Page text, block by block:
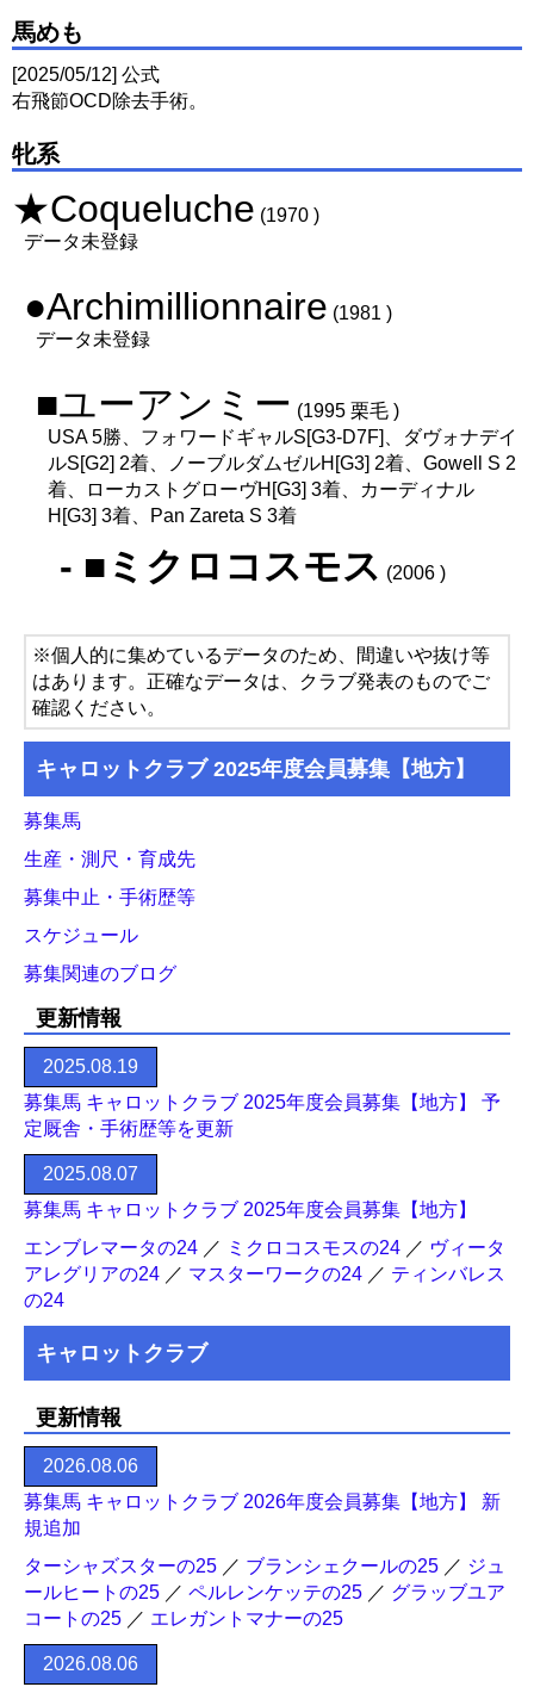
馬めも
[2025/05/12] 公式
右飛節OCD除去手術。
牝系
★Coqueluche (1970 )
データ未登録
●Archimillionnaire (1981 )
データ未登録
■ユーアンミー (1995 栗毛 )
USA 5勝、フォワードギャルS[G3-D7F]、ダヴォナデイ
ルS[G2] 2着、ノーブルダムゼルH[G3] 2着、Gowell S 2
着、ローカストグローヴH[G3] 3着、カーディナル
H[G3] 3着、Pan Zareta S 3着
- ■ミクロコスモス (2006 )
※個人的に集めているデータのため、間違いや抜け等
はあります。正確なデータは、クラブ発表のものでご
確認ください。
キャロットクラブ 2025年度会員募集【地方】
募集馬
生産・測尺・育成先
募集中止・手術歴等
スケジュール
募集関連のブログ
更新情報
2025.08.19
募集馬 キャロットクラブ 2025年度会員募集【地方】 予
定厩舎・手術歴等を更新
2025.08.07
募集馬 キャロットクラブ 2025年度会員募集【地方】
エンブレマータの24 ／ ミクロコスモスの24 ／ ヴィータ
アレグリアの24 ／ マスターワークの24 ／ ティンバレス
の24
キャロットクラブ
更新情報
2026.08.06
募集馬 キャロットクラブ 2026年度会員募集【地方】 新
規追加
ターシャズスターの25 ／ ブランシェクールの25 ／ ジュ
ールヒートの25 ／ ペルレンケッテの25 ／ グラッブユア
コートの25 ／ エレガントマナーの25
2026.08.06